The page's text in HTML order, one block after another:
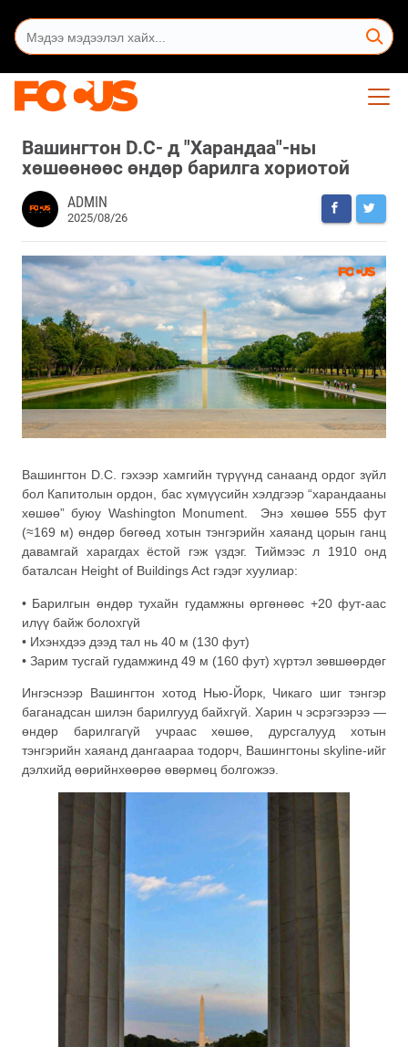
Вашингтон D.C- д "Харандаа"-ны
хөшөөнөөс өндөр барилга хориотой
ADMIN
2025/08/26
Вашингтон D.C. гэхээр хамгийн түрүүнд санаанд ордог зүйл
бол Капитолын ордон, бас хүмүүсийн хэлдгээр “харандааны
хөшөө” буюу Washington Monument. Энэ хөшөө 555 фут
(≈169 м) өндөр бөгөөд хотын тэнгэрийн хаяанд цорын ганц
давамгай харагдах ёстой гэж үздэг. Тиймээс л 1910 онд
баталсан Height of Buildings Act гэдэг хуулиар:
• Барилгын өндөр тухайн гудамжны өргөнөөс +20 фут-аас
илүү байж болохгүй
• Ихэнхдээ дээд тал нь 40 м (130 фут)
• Зарим тусгай гудамжинд 49 м (160 фут) хүртэл зөвшөөрдөг
Ингэснээр Вашингтон хотод Нью-Йорк, Чикаго шиг тэнгэр
баганадсан шилэн барилгууд байхгүй. Харин ч эсрэгээрээ —
өндөр барилгагүй учраас хөшөө, дурсгалууд хотын
тэнгэрийн хаяанд дангаараа тодорч, Вашингтоны skyline-ийг
дэлхийд өөрийнхөөрөө өвөрмөц болгожээ.